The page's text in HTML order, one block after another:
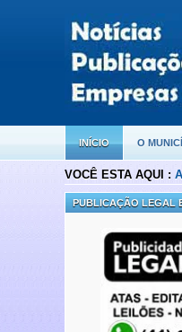
INÍCIO O
VOCÊ ESTA AQUI :
PUBLICAÇÃO LEGAL